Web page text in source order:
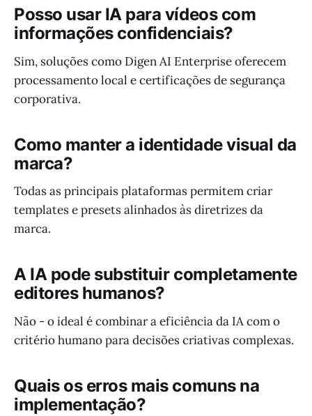
Posso usar IA para vídeos com
informações confidenciais?
Sim, soluções como Digen AI Enterprise oferecem
processamento local e certificações de segurança
corporativa.
Como manter a identidade visual da
marca?
Todas as principais plataformas permitem criar
templates e presets alinhados às diretrizes da
marca.
A IA pode substituir completamente
editores humanos?
Não - o ideal é combinar a eficiência da IA com o
critério humano para decisões criativas complexas.
Quais os erros mais comuns na
implementação?